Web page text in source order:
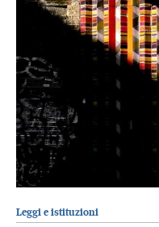
Leggi e istituzioni